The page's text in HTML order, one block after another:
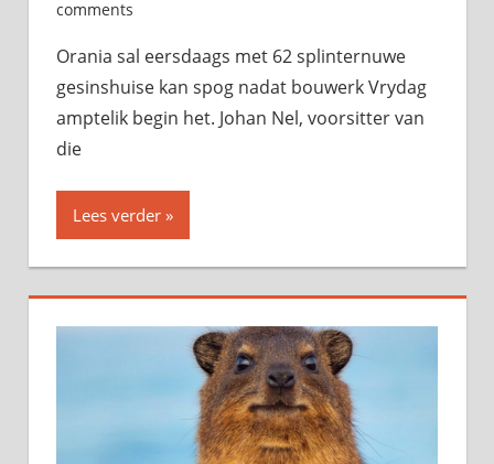
comments
Orania sal eersdaags met 62 splinternuwe
gesinshuise kan spog nadat bouwerk Vrydag
amptelik begin het. Johan Nel, voorsitter van
die
Lees verder